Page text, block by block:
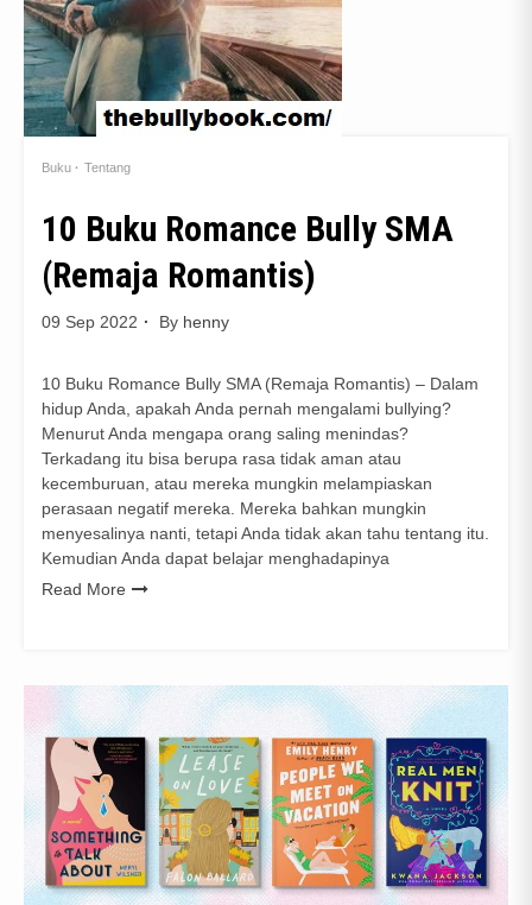
Buku Tentang
10 Buku Romance Bully SMA
(Remaja Romantis)
09 Sep 2022 By henny
10 Buku Romance Bully SMA (Remaja Romantis) – Dalam
hidup Anda, apakah Anda pernah mengalami bullying?
Menurut Anda mengapa orang saling menindas?
Terkadang itu bisa berupa rasa tidak aman atau
kecemburuan, atau mereka mungkin melampiaskan
perasaan negatif mereka. Mereka bahkan mungkin
menyesalinya nanti, tetapi Anda tidak akan tahu tentang itu.
Kemudian Anda dapat belajar menghadapinya
Read More